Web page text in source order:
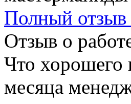
Полный отзыв
Отзыв о
Что хорошего
месяца